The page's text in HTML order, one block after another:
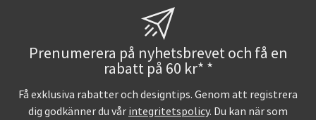
Prenumerera på nyhetsbrevet och få en
rabatt på 60 kr* *
Få exklusiva rabatter och designtips. Genom att registrera
dig godkänner du vår integritetspolicy. Du kan när som